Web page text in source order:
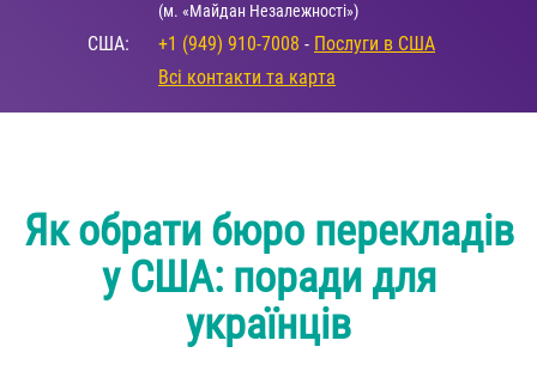
(м. «Майдан Незалежності»)
США: +1 (949) 910-7008 - Послуги в США
Всі контакти та карта
Як обрати бюро перекладів
у США: поради для
українців